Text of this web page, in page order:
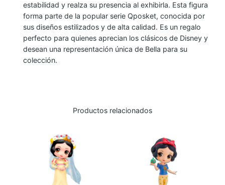
estabilidad y realza su presencia al exhibirla. Esta figura
forma parte de la popular serie Qposket, conocida por
sus diseños estilizados y de alta calidad. Es un regalo
perfecto para quienes aprecian los clásicos de Disney y
desean una representación única de Bella para su
colección.
Productos relacionados